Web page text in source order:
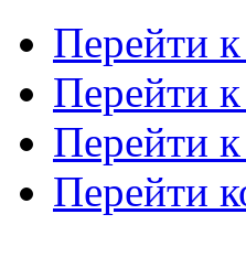
Перейти
Перейти
Перейти
Перейти